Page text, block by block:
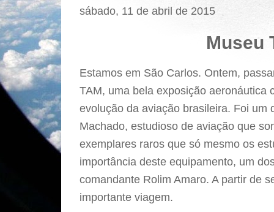
sábado, 11 de abril de 2015
Museu
Estamos em São Carlos. Ontem,
TAM, uma bela exposição aeronáutica
evolução da aviação brasileira. Foi um
Machado, estudioso de aviação que
exemplares raros que só mesmo os
importância deste equipamento, um
comandante Rolim Amaro. A partir de
importante viagem.